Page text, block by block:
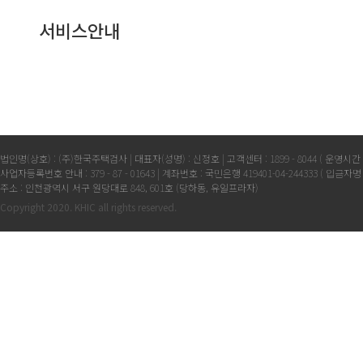
서비스안내
법인명(상호) : (주)한국주택검사 | 대표자(성명) : 신정호 | 고객센터 : 1899 - 8044 ( 운영시
사업자등록번호 안내 : 379 - 87 - 01643 | 계좌번호 : 국민은행 419401-04-244333 ( 입금자
주소 : 인천광역시 서구 원당대로 848, 601호 (당하동, 유일프라자)
Copyright 2020. KHIC all rights reserved.